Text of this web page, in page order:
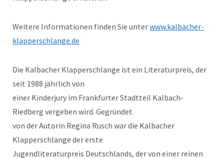
Weitere Informationen finden Sie unterwww.kalbacher-
klapperschlange.de
Die Kalbacher Klapperschlange ist ein Literaturpreis, der
seit 1988 jährlich von
einer Kinderjury im Frankfurter Stadtteil Kalbach-
Riedberg vergeben wird. Gegründet
von der Autorin Regina Rusch war die Kalbacher
Klapperschlange der erste
Jugendliteraturpreis Deutschlands, der von einer reinen